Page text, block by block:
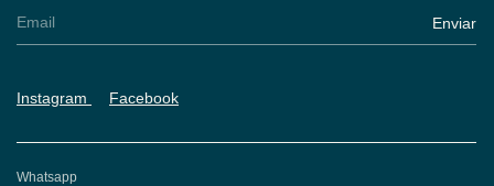
Instagram Facebook
Whatsapp